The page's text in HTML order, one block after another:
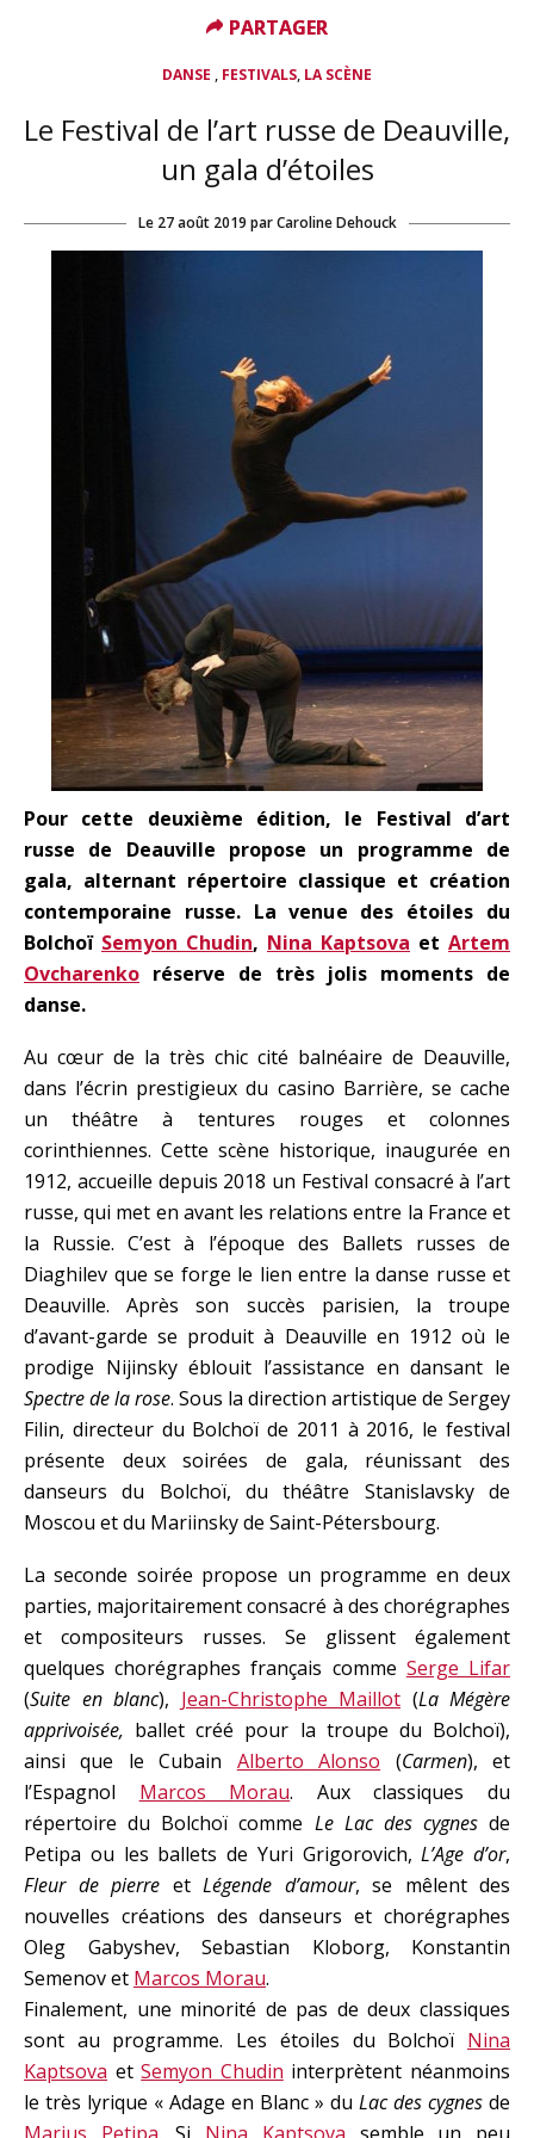
DANSE , FESTIVALS, LA SCÈNE
Le Festival de l’art russe de Deauville,
un gala d’étoiles
Le 27 août 2019 par Caroline Dehouck
Pour cette deuxième édition, le Festival d’art
russe de Deauville propose un programme de
gala, alternant répertoire classique et création
contemporaine russe. La venue des étoiles du
Bolchoï Semyon Chudin, Nina Kaptsova et Artem
Ovcharenko réserve de très jolis moments de
danse.
Au cœur de la très chic cité balnéaire de Deauville,
dans l’écrin prestigieux du casino Barrière, se cache
un théâtre à tentures rouges et colonnes
corinthiennes. Cette scène historique, inaugurée en
1912, accueille depuis 2018 un Festival consacré à l’art
russe, qui met en avant les relations entre la France et
la Russie. C’est à l’époque des Ballets russes de
Diaghilev que se forge le lien entre la danse russe et
Deauville. Après son succès parisien, la troupe
d’avant-garde se produit à Deauville en 1912 où le
prodige Nijinsky éblouit l’assistance en dansant le
Spectre de la rose. Sous la direction artistique de Sergey
Filin, directeur du Bolchoï de 2011 à 2016, le festival
présente deux soirées de gala, réunissant des
danseurs du Bolchoï, du théâtre Stanislavsky de
Moscou et du Mariinsky de Saint-Pétersbourg.
La seconde soirée propose un programme en deux
parties, majoritairement consacré à des chorégraphes
et compositeurs russes. Se glissent également
quelques chorégraphes français comme Serge Lifar
(Suite en blanc), Jean-Christophe Maillot (La Mégère
apprivoisée, ballet créé pour la troupe du Bolchoï),
ainsi que le Cubain Alberto Alonso (Carmen), et
l’Espagnol Marcos Morau. Aux classiques du
répertoire du Bolchoï comme Le Lac des cygnesde
Petipa ou les ballets de Yuri Grigorovich,L’Age d’or,
Fleur de pierre et Légende d’amour, se mêlent des
nouvelles créations des danseurs et chorégraphes
Oleg Gabyshev, Sebastian Kloborg, Konstantin
Semenov et Marcos Morau.
Finalement, une minorité de pas de deux classiques
sont au programme. Les étoiles du Bolchoï Nina
Kaptsova etSemyon Chudin interprètent néanmoins
le très lyrique « Adage en Blanc » du Lac des cygnes de
PARTAGER
PARTAGER